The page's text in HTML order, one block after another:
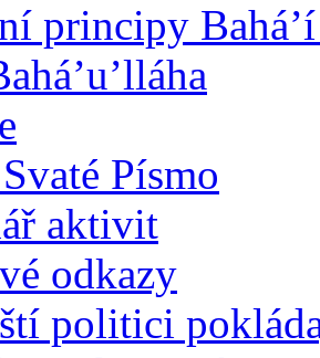
principy
Písmo
aktivit
odkazy
politici